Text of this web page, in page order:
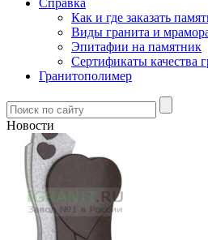
Справка
Как и где заказать
Виды гранита и
Эпитафии на памятник
Сертификаты качества
Гранитополимер
Новости